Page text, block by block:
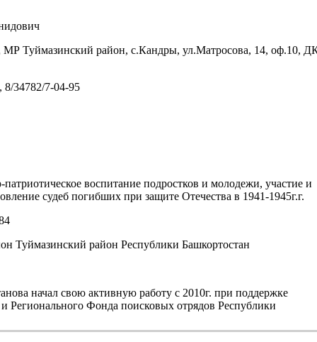
МР Туймазинский район, с.Кандры, ул.Матросова, 14, оф.10,
8/34782/7-04-95
патриотическое воспитание подростков и молодежи, участие и
судеб погибших при защите Отечества в 1941-1945г.г.
Туймазинский район Республики Башкортостан
начал свою активную работу с 2010г. при поддержке
Фонда поисковых отрядов Республики